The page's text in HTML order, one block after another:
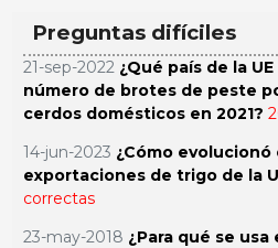
Preguntas difíciles
21-sep-2022 ¿Qué país de la
número de brotes de peste
cerdos domésticos en 2021?
14-jun-2023 ¿Cómo evolucionó
exportaciones de trigo de la
correctas
23-may-2018 ¿Para qué se